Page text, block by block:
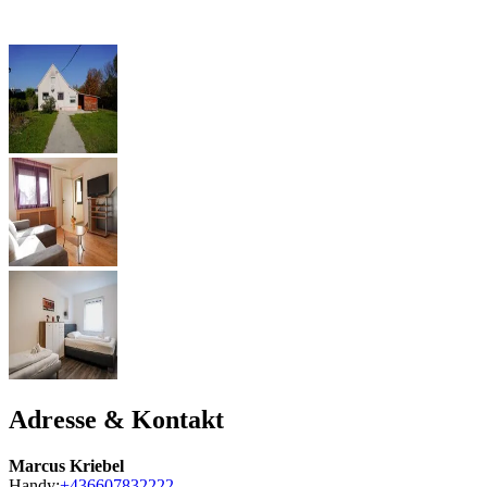
Adresse & Kontakt
Marcus Kriebel